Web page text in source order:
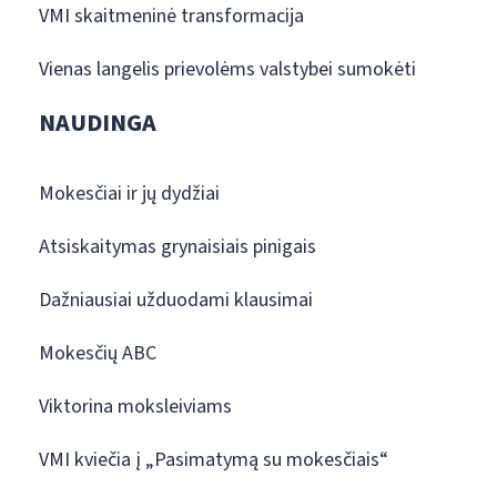
VMI skaitmeninė transformacija
Vienas langelis prievolėms valstybei sumokėti
NAUDINGA
Mokesčiai ir jų dydžiai
Atsiskaitymas grynaisiais pinigais
Dažniausiai užduodami klausimai
Mokesčių ABC
Viktorina moksleiviams
VMI kviečia į „Pasimatymą su mokesčiais“